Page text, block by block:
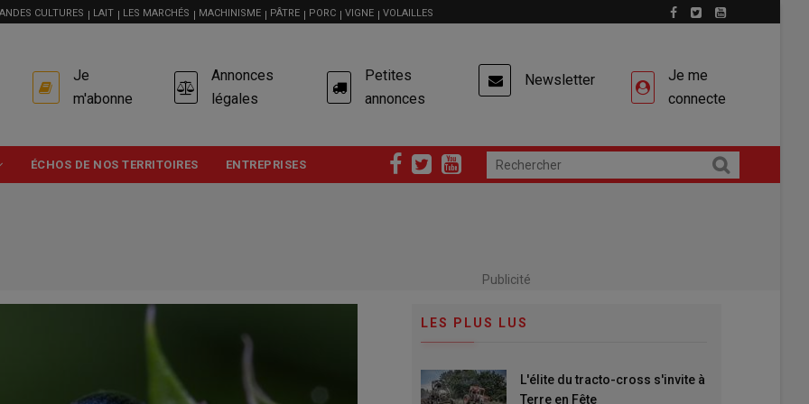
CULTURES LAIT LES MARCHÉS MACHINISME PÂTRE PORC VIGNE VOLAILLES
USER
ACCOUNT
MENU
Je
m'abonne
Annonces
légales
Petites
annonces
Newsletter
Je me
connecte
ÉCHOS DE NOS TERRITOIRES ENTREPRISES
Publicité
LES PLUS LUS
L'élite du tracto-cross s'invite à
Terre en Fête